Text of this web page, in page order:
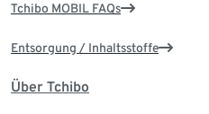
Tchibo MOBIL FAQs
Entsorgung / Inhaltsstoffe
Über Tchibo